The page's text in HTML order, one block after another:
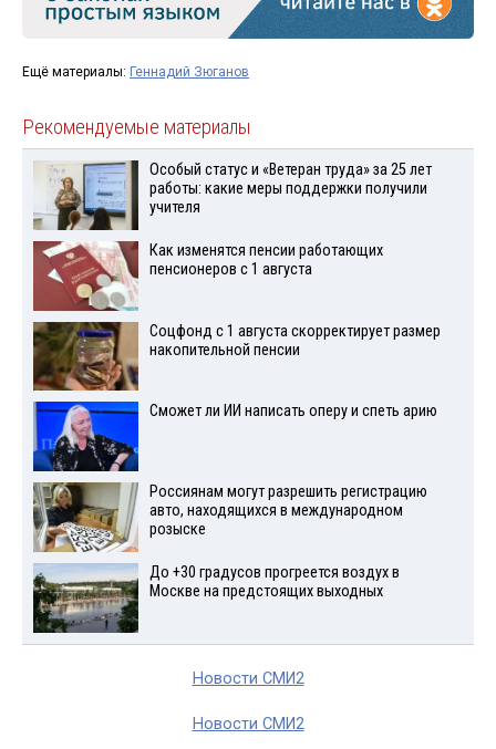
Ещё материалы: Геннадий Зюганов
Рекомендуемые материалы
Особый статус и «Ветеран труда» за 25 лет
работы: какие меры поддержки получили
учителя
Как изменятся пенсии работающих
пенсионеров с 1 августа
Соцфонд с 1 августа скорректирует размер
накопительной пенсии
Сможет ли ИИ написать оперу и спеть арию
Россиянам могут разрешить регистрацию
авто, находящихся в международном
розыске
До +30 градусов прогреется воздух в
Москве на предстоящих выходных
Новости СМИ2
Новости СМИ2